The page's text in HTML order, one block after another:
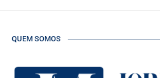
QUEM SOMOS